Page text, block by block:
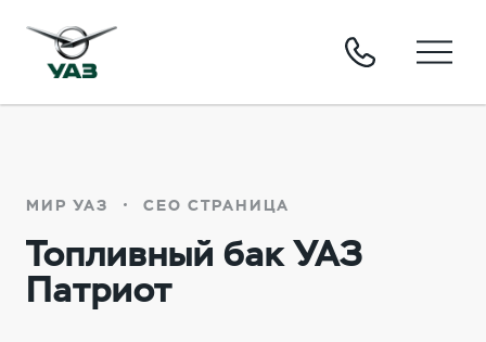
МИР УАЗ СЕО СТРАНИЦА
Топливный бак УАЗ
Патриот